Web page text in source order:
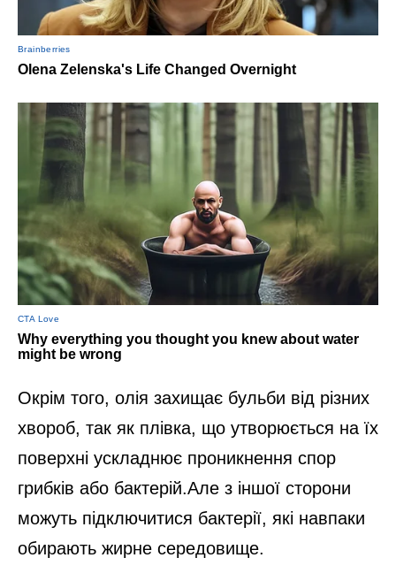
Окрім того, олія захищає бульби від різних
хвороб, так як плівка, що утворюється на їх
поверхні ускладнює проникнення спор
грибків або бактерій.Але з іншої сторони
можуть підключитися бактерії, які навпаки
обирають жирне середовище.